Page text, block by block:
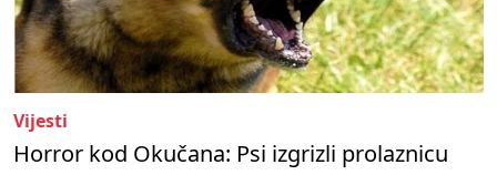
Vijesti
Horror kod Okučana: Psi izgrizli prolaznicu